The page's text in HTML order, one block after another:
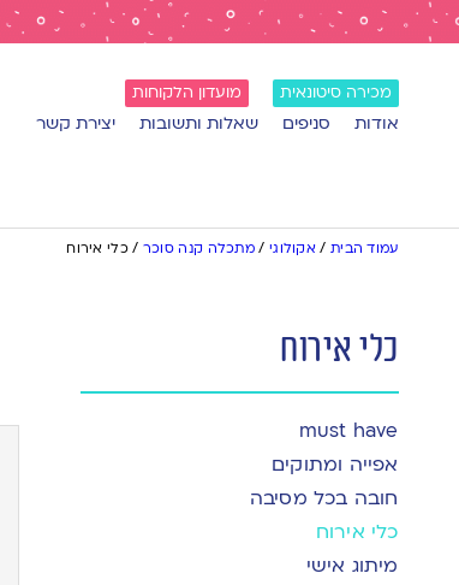
מכירה סיטונאית מועדון הלקוחות
אודות סניפים שאלות ותשובות יצירת קשר
עמוד הבית / אקולוגי / מתכלה קנה סוכר /כלי אירוח
כלי אירוח
must have
אפייה ומתוקים
חובה בכל מסיבה
כלי אירוח
מיתוג אישי